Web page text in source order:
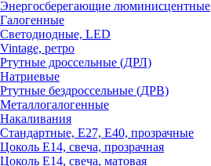
Энергосберегающие люминисцентные
Галогенные
Светодиодные, LED
Vintage, ретро
Ртутные дроссельные (ДРЛ)
Натриевые
Ртутные бездроссельные (ДРВ)
Металлогалогенные
Накаливания
Стандартные, Е27, Е40, прозрачные
Цоколь Е14, свеча, прозрачная
Цоколь Е14, свеча, матовая